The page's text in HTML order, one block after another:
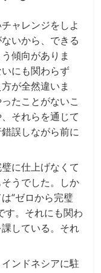
ャレンジをしよ
いから、できる
傾向がありま
にも関わらず
が全然違いま
たことがないこ
それらを通じて
誤しながら前に
に仕上げなくて
うでした。しか
“ゼロから完璧
す。それにも関わ
している。それ
ンドネシアに駐